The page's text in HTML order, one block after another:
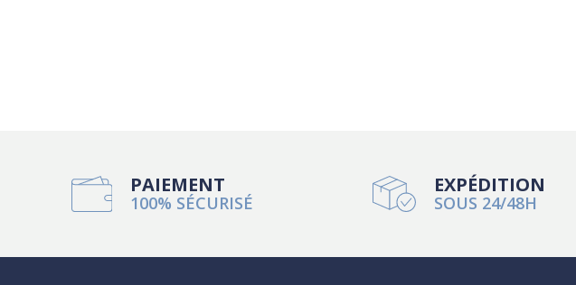
PAIEMENT
100% SÉCURISÉ
EXPÉDITION
SOUS 24/48H